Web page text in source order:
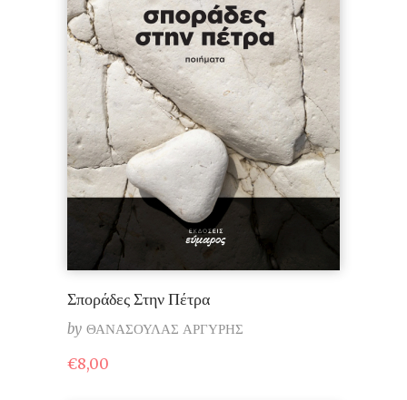
Σποράδες Στην Πέτρα
by ΘΑΝΑΣΟΥΛΑΣ ΑΡΓΥΡΗΣ
€8,00